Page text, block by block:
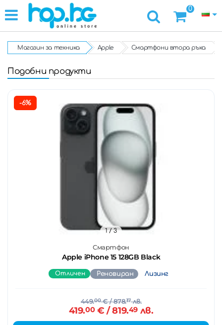
0
Магазин за техника Apple Смартфони втора ръка
Подобни продукти
-6%
Смартфон
Apple iPhone 15 128GB Black
1/ 3
Отличен Реновиран Лизинг
449.00€/ 878.17лв.
419.00€ / 819.49лв.